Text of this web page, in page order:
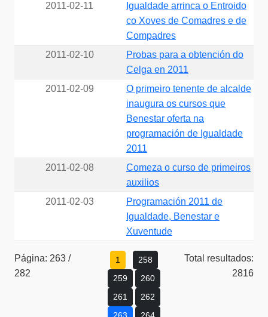
2011-02-11
Igualdade arrinca o Entroido
co Xoves de Comadres e de
Compadres
2011-02-10
Probas para a obtención do
Celga en 2011
2011-02-09
O primeiro tenente de alcalde
inaugura os cursos que
Benestar oferta na
programación de Igualdade
2011
2011-02-08
Comeza o curso de primeiros
auxilios
2011-02-03
Programación 2011 de
Igualdade, Benestar e
Xuventude
Página: 263 /
282
1
258
259
260
261
262
Total resultados:
2816